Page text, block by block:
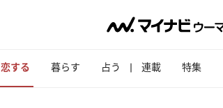
恋する 暮らす 占う 連載 特集